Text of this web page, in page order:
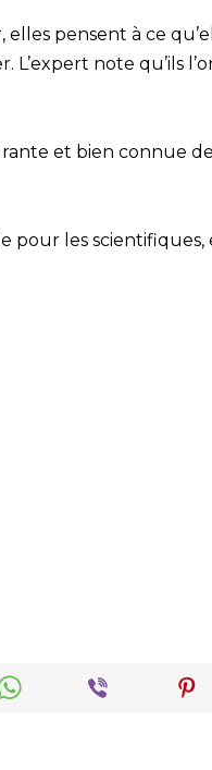
pensent à ce
L’expert note qu’ils
et bien connue
pour les